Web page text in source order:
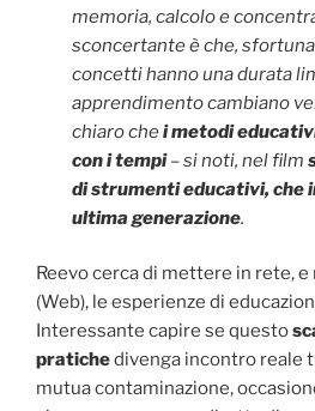
memoria, calcolo e
sconcertante è che,
concetti hanno una durata
apprendimento cambiano
chiaro chei metodi
con i tempi– si noti, nel film
di strumenti educativi, che
ultima generazione.
Reevo cerca di mettere in rete, e
(Web), le esperienze di
Interessante capire se questo
pratichedivenga incontro reale
mutua contaminazione,